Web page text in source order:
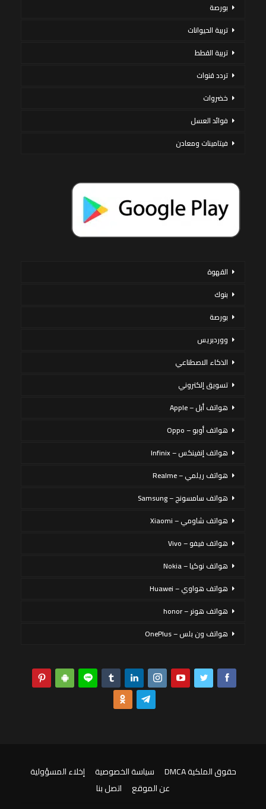
بورصة
تربية الحيوانات
تربية القطط
تردد قنوات
خضروات
فوائد العسل
فيتامينات ومعادن
القهوة
بنوك
بورصة
ووردبريس
الذكاء الاصطناعي
تسويق إلكتروني
هواتف أبل – Apple
هواتف أوبو – Oppo
هواتف إنفينكس – Infinix
هواتف ريلمي – Realme
هواتف سامسونج – Samsung
هواتف شاومي – Xiaomi
هواتف فيفو – Vivo
هواتف نوكيا – Nokia
هواتف هواوي – Huawei
هواتف هونر – honor
هواتف ون بلس – OnePlus
حقوق الملكية DMCA سياسة الخصوصية
إخلاء المسؤولية
عن الموقع
اتصل بنا